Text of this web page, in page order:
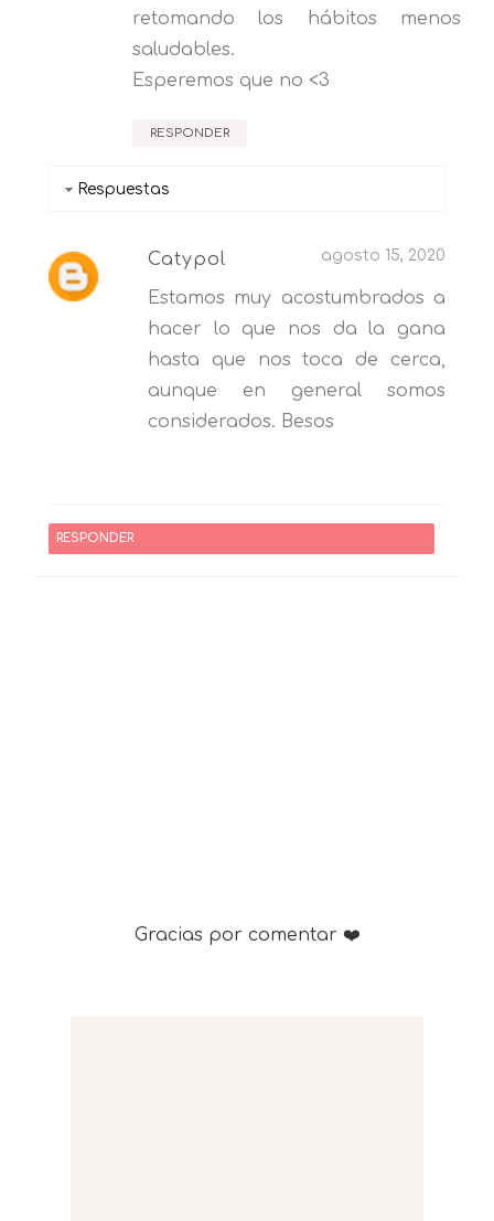
retomando los hábitos menos
saludables.
Esperemos que no <3
RESPONDER
Respuestas
Catypol agosto 15, 2020
Estamos muy acostumbrados a
hacer lo que nos da la gana
hasta que nos toca de cerca,
aunque en general somos
considerados. Besos
RESPONDER
Gracias por comentar ❤️